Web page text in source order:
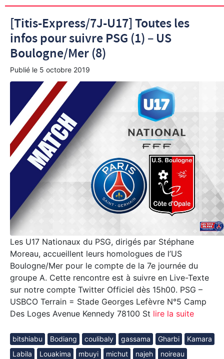
[Titis-Express/7J-U17] Toutes les
infos pour suivre PSG (1) – US
Boulogne/Mer (8)
Publié le 5 octobre 2019
Les U17 Nationaux du PSG, dirigés par Stéphane
Moreau, accueillent leurs homologues de l’US
Boulogne/Mer pour le compte de la 7e journée du
groupe A. Cette rencontre est à suivre en Live-Texte
sur notre compte Twitter Officiel dès 15h00. PSG –
USBCO Terrain = Stade Georges Lefèvre N°5 Camp
Des Loges Avenue Kennedy 78100 St lire la suite
bitshiabu Bodiang coulibaly gassama Gharbi
Kamara
Labila
Louakima mbuyi michut najeh noireau